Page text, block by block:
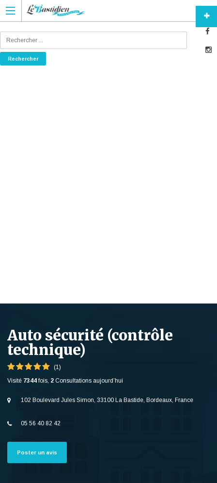
Auto sécurité (contrôle
technique)
(1)
Visité 7344 fois, 2 Consultations aujourd’hui
102 Boulevard Jules Simon, 33100 La Bastide, Bordeaux, France
05 56 40 82 42
Poster un avis